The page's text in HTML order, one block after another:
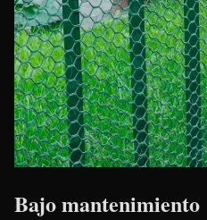
Bajo mantenimiento